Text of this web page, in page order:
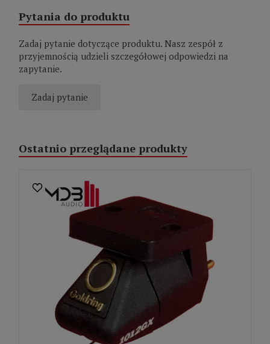
Pytania do produktu
Zadaj pytanie dotyczące produktu. Nasz zespół z
przyjemnością udzieli szczegółowej odpowiedzi na
zapytanie.
Zadaj pytanie
Ostatnio przeglądane produkty